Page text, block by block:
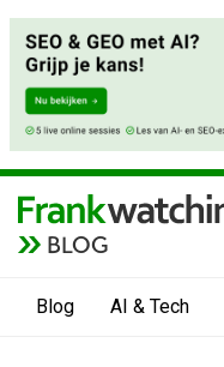
BLOG
Blog AI & Tech